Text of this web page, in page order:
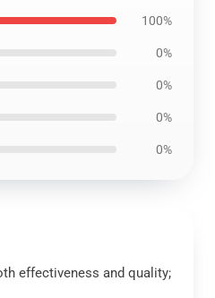
100%
0%
0%
0%
0%
effectiveness and quality;